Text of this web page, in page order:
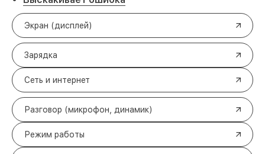
Экран (дисплей)
Зарядка
Сеть и интернет
Разговор (микрофон, динамик)
Режим работы